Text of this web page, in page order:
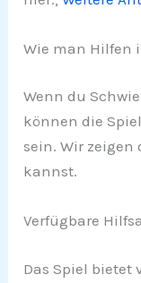
Wie man Hilfen
Wenn du
können die
sein. Wir zeigen
kannst.
Verfügbare
Das Spiel bietet